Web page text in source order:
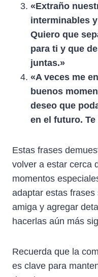
«Extraño
interminables
Quiero que
para ti y que
juntas.»
«A veces me
buenos
deseo que
en el futuro.
Estas frases
volver a estar cerca
momentos
adaptar estas
amiga y agregar
hacerlas aún más
Recuerda que la
es clave para